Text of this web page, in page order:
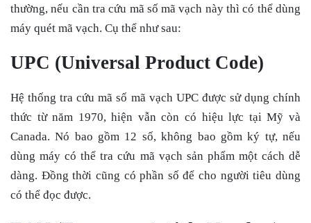
thường, nếu cần tra cứu mã số mã vạch này thì có thể dùng
máy quét mã vạch. Cụ thể như sau:
UPC (Universal Product Code)
Hệ thốngtra cứu mã số mã vạchUPC được sử dụng chính
thức từ năm 1970, hiện vẫn còn có hiệu lực tại Mỹ và
Canada. Nó bao gồm 12 số, không bao gồm ký tự, nếu
dùng máy có thểtra cứu mã vạch sản phẩmmột cách dễ
dàng. Đồng thời cũng có phần số để cho người tiêu dùng
có thể đọc được.